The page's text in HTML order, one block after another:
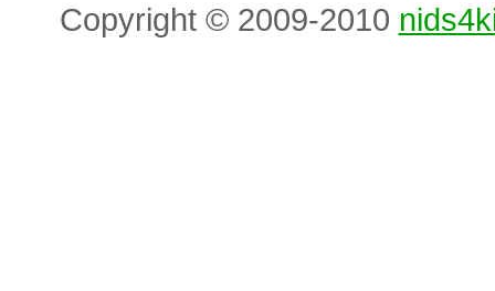
Copyright © 2009-2010